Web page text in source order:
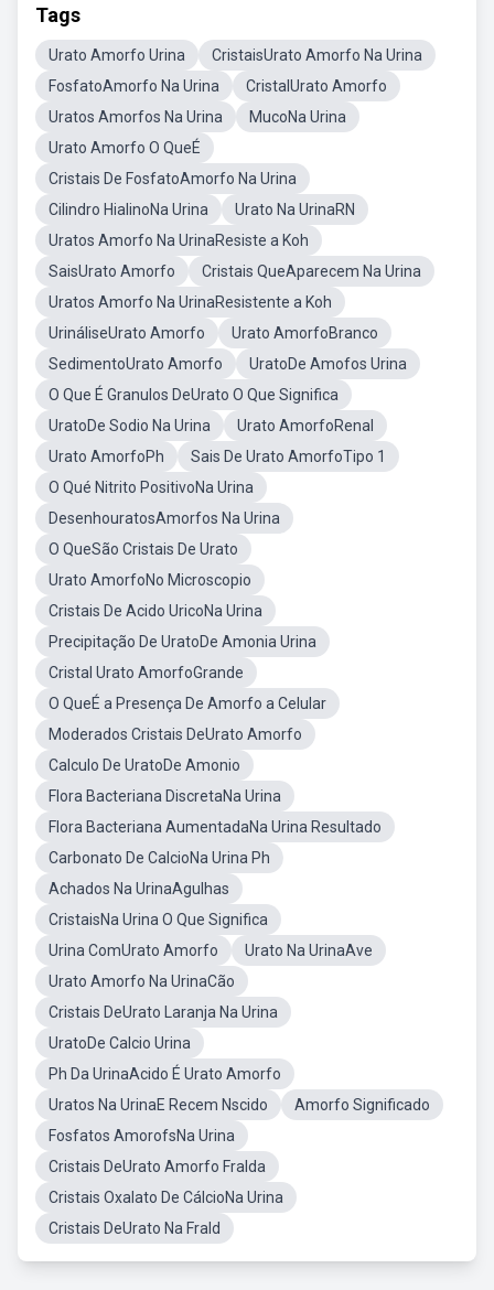
Tags
Urato Amorfo Urina
CristaisUrato Amorfo Na Urina
FosfatoAmorfo Na Urina
CristalUrato Amorfo
Uratos Amorfos Na Urina
MucoNa Urina
Urato Amorfo O QueÉ
Cristais De FosfatoAmorfo Na Urina
Cilindro HialinoNa Urina
Urato Na UrinaRN
Uratos Amorfo Na UrinaResiste a Koh
SaisUrato Amorfo
Cristais QueAparecem Na Urina
Uratos Amorfo Na UrinaResistente a Koh
UrináliseUrato Amorfo
Urato AmorfoBranco
SedimentoUrato Amorfo
UratoDe Amofos Urina
O Que É Granulos DeUrato O Que Significa
UratoDe Sodio Na Urina
Urato AmorfoRenal
Urato AmorfoPh
Sais De Urato AmorfoTipo 1
O Qué Nitrito PositivoNa Urina
DesenhouratosAmorfos Na Urina
O QueSão Cristais De Urato
Urato AmorfoNo Microscopio
Cristais De Acido UricoNa Urina
Precipitação De UratoDe Amonia Urina
Cristal Urato AmorfoGrande
O QueÉ a Presença De Amorfo a Celular
Moderados Cristais DeUrato Amorfo
Calculo De UratoDe Amonio
Flora Bacteriana DiscretaNa Urina
Flora Bacteriana AumentadaNa Urina Resultado
Carbonato De CalcioNa Urina Ph
Achados Na UrinaAgulhas
CristaisNa Urina O Que Significa
Urina ComUrato Amorfo
Urato Na UrinaAve
Urato Amorfo Na UrinaCão
Cristais DeUrato Laranja Na Urina
UratoDe Calcio Urina
Ph Da UrinaAcido É Urato Amorfo
Uratos Na UrinaE Recem Nscido
Amorfo Significado
Fosfatos AmorofsNa Urina
Cristais DeUrato Amorfo Fralda
Cristais Oxalato De CálcioNa Urina
Cristais DeUrato Na Frald